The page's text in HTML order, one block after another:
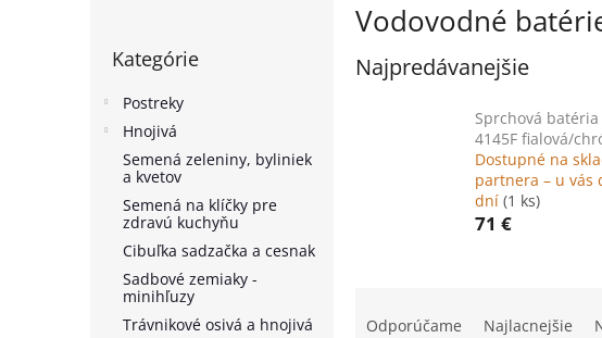
kategórie
Kategórie
Postreky
Hnojivá
Semená zeleniny, byliniek
a kvetov
Semená na klíčky pre
zdravú kuchyňu
Cibuľka sadzačka a cesnak
Sadbové zemiaky -
minihľuzy
Trávnikové osivá a hnojivá
Vodovodné
Najpredávanejšie
Sprchová batéria
4145F fialová/
Dostupné na
partnera – u vás
dní (1 ks)
71 €
Odporúčame Najlacnejšie